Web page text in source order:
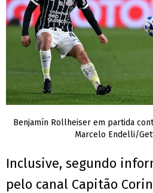
Benjamín Rollheiser em partida
Marcelo Endelli/
Inclusive, segundo
pelo canal Capitão